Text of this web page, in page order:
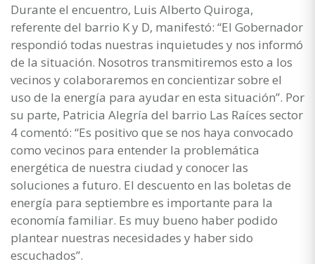
Durante el encuentro, Luis Alberto Quiroga,
referente del barrio K y D, manifestó: “El Gobernador
respondió todas nuestras inquietudes y nos informó
de la situación. Nosotros transmitiremos esto a los
vecinos y colaboraremos en concientizar sobre el
uso de la energía para ayudar en esta situación”. Por
su parte, Patricia Alegría del barrio Las Raíces sector
4 comentó: “Es positivo que se nos haya convocado
como vecinos para entender la problemática
energética de nuestra ciudad y conocer las
soluciones a futuro. El descuento en las boletas de
energía para septiembre es importante para la
economía familiar. Es muy bueno haber podido
plantear nuestras necesidades y haber sido
escuchados”.